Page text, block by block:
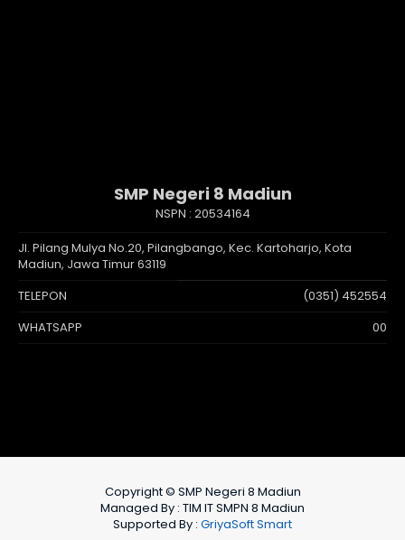
SMP Negeri 8 Madiun
NSPN : 20534164
Jl. Pilang Mulya No.20, Pilangbango, Kec. Kartoharjo, Kota
Madiun, Jawa Timur 63119
TELEPON
(0351) 452554
WHATSAPP
00
Copyright © SMP Negeri 8 Madiun
Managed By : TIM IT SMPN 8 Madiun
Supported By : GriyaSoft Smart